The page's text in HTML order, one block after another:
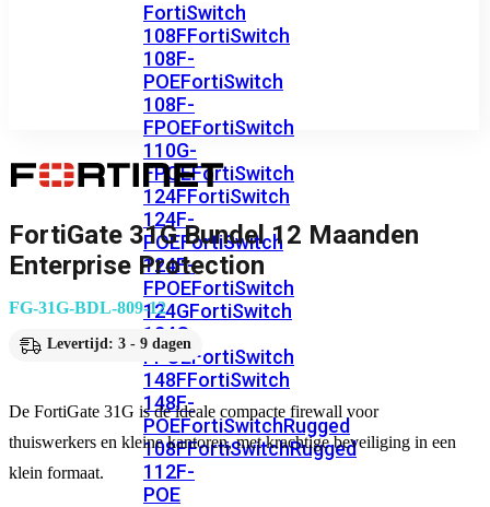
FortiSwitch
108FFortiSwitch
108F-
POEFortiSwitch
108F-
FPOEFortiSwitch
110G-
FPOEFortiSwitch
124FFortiSwitch
124F-
POEFortiSwitch
124F-
FPOEFortiSwitch
124GFortiSwitch
124G-
FPOEFortiSwitch
148FFortiSwitch
148F-
POEFortiSwitchRugged
108FFortiSwitchRugged
112F-
POE
FortiGate 31G Bundel 12 Maanden
Enterprise Protection
FG-31G-BDL-809-12
Levertijd: 3 - 9 dagen
De FortiGate 31G is de ideale compacte firewall voor
thuiswerkers en kleine kantoren, met krachtige beveiliging in een
klein formaat.